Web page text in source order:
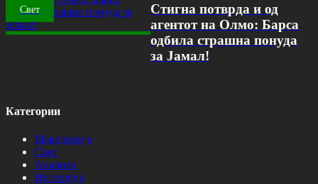
Свет
Стигна потврда и од
агентот на Олмо: Барса
одбила страшна понуда
за Јамал!
Категории
Македонија
Свет
Анализи
Интервјуа